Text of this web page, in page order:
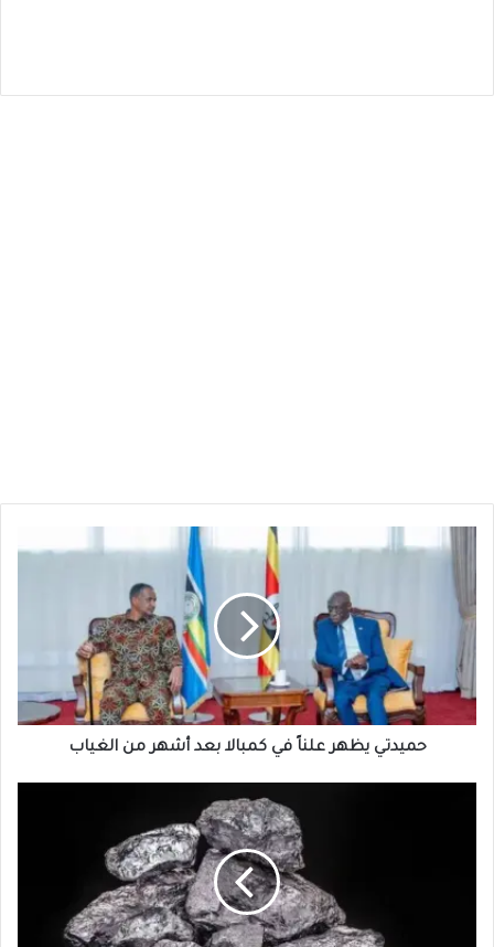
في
بعد
أشهر
من
الغياب
حميدتي يظهر علناً في كمبالا بعد أشهر من الغياب